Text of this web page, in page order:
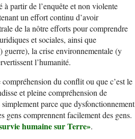
partir de l’enquête et non violente
un effort continu d’avoir
de la nôtre efforts pour comprendre
et sociales, ainsi que
guerre), la crise environnementale (y
l’humanité.
du conflit ou que c’est le
et pleine compréhension de
parce que dysfonctionnement
gens comprennent facilement des gens.
humaine sur Terre».